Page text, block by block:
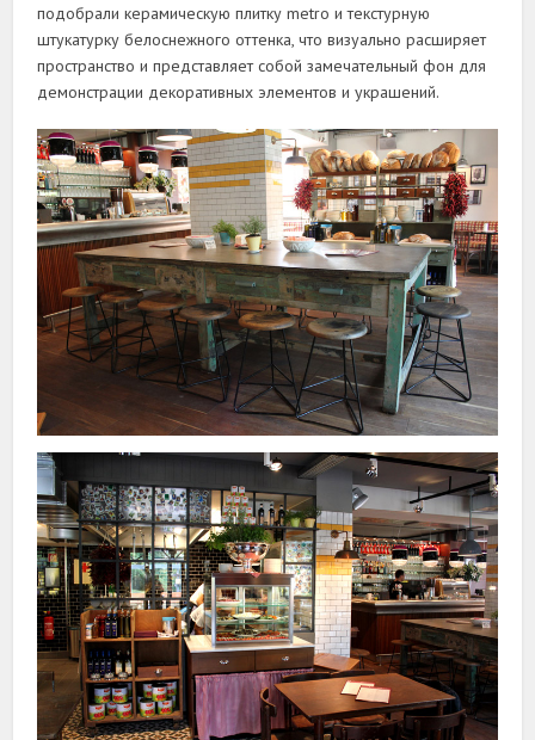
подобрали керамическую плитку metro и текстурную
штукатурку белоснежного оттенка, что визуально расширяет
пространство и представляет собой замечательный фон для
демонстрации декоративных элементов и украшений.